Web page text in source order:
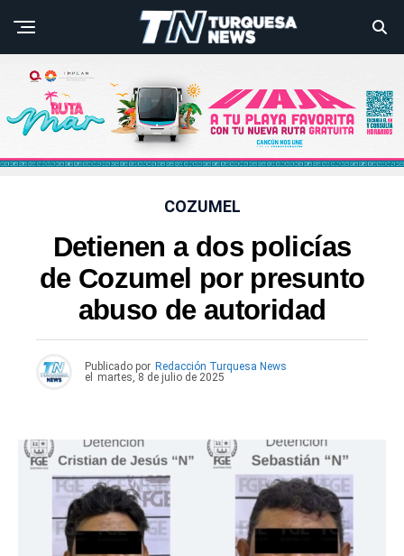
COZUMEL
Detienen a dos policías
de Cozumel por presunto
abuso de autoridad
Publicado por Redacción Turquesa News
el
martes, 8 de julio de 2025